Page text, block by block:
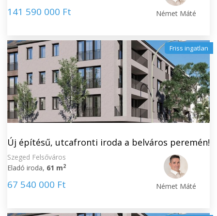
141 590 000 Ft Német Máté
Friss ingatlan
Új építésű, utcafronti iroda a belváros peremén!
Szeged Felsőváros
Eladó iroda, 61 m2
67 540 000 Ft Német Máté